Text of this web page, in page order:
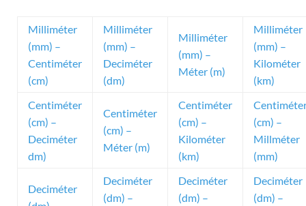
Milliméter
(mm) –
Centiméter
(cm)
Milliméter
(mm) –
Deciméter
(dm)
Milliméter
(mm) –
Méter (m)
Milliméter
(mm) –
Kilométer
(km)
Centiméter
(cm) –
Deciméter
dm)
Centiméter
(cm) –
Méter (m)
Centiméter
(cm) –
Kilométer
(km)
(cm) –
Millméter
(mm)
Deciméter
Deciméter
(dm) –
Deciméter
(dm) –
Deciméter
(dm) –